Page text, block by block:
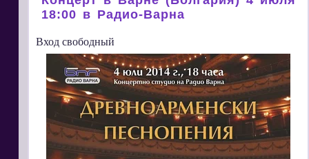
18:00 в Радио-Варна
Вход свободный